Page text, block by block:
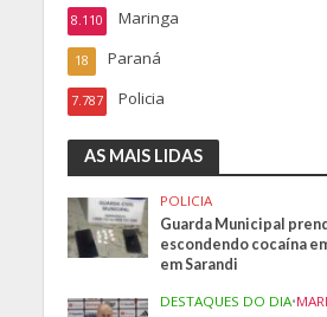
Maringa
8.110
Paraná
18
Policia
7.787
AS MAIS LIDAS
POLICIA
Guarda Municipal
escondendo cocaína
em Sarandi
DESTAQUES DO DIA•